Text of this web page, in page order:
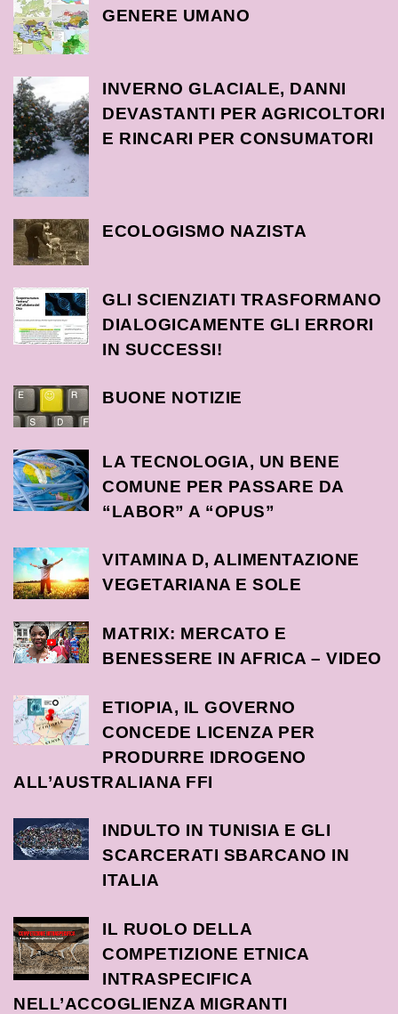
GENERE UMANO
INVERNO GLACIALE, DANNI
DEVASTANTI PER AGRICOLTORI
E RINCARI PER CONSUMATORI
ECOLOGISMO NAZISTA
GLI SCIENZIATI TRASFORMANO
DIALOGICAMENTE GLI ERRORI
IN SUCCESSI!
BUONE NOTIZIE
LA TECNOLOGIA, UN BENE
COMUNE PER PASSARE DA
“LABOR” A “OPUS”
VITAMINA D, ALIMENTAZIONE
VEGETARIANA E SOLE
MATRIX: MERCATO E
BENESSERE IN AFRICA – VIDEO
ETIOPIA, IL GOVERNO
CONCEDE LICENZA PER
PRODURRE IDROGENO
ALL’AUSTRALIANA FFI
INDULTO IN TUNISIA E GLI
SCARCERATI SBARCANO IN
ITALIA
IL RUOLO DELLA
COMPETIZIONE ETNICA
INTRASPECIFICA
NELL’ACCOGLIENZA MIGRANTI